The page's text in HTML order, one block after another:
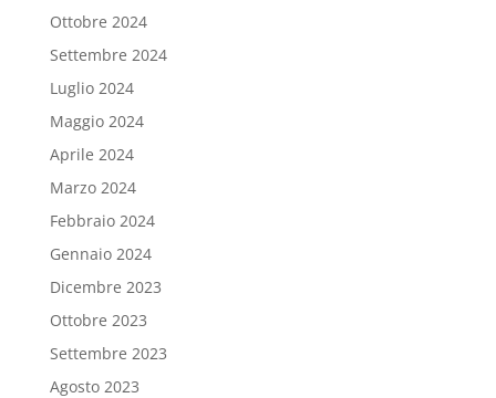
Ottobre 2024
Settembre 2024
Luglio 2024
Maggio 2024
Aprile 2024
Marzo 2024
Febbraio 2024
Gennaio 2024
Dicembre 2023
Ottobre 2023
Settembre 2023
Agosto 2023